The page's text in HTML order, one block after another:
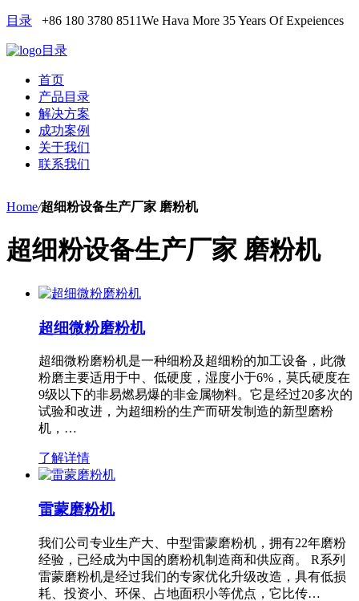
目录 +86 180 3780 8511We Hava More 35 Years Of Expeiences
目录
首页
产品目录
解决方案
成功案例
关于我们
联系我们
Home/超细粉设备生产厂家 磨粉机
超细粉设备生产厂家 磨粉机
超细微粉磨粉机
超细微粉磨粉机是一种细粉及超细粉的加工设备，此微
粉磨主要适用于中、低硬度，湿度小于6%，莫氏硬度在
9级以下的非易燃易爆的非金属物料。它是经过20多次的
试验和改进，为超细粉的生产而研发制造的新型磨粉
机，…
了解详情
雷蒙磨粉机
我们公司专业生产大、中型雷蒙磨粉机，拥有22年磨粉
经验，已经成为中国的磨粉机制造商和供应商。 R系列
雷蒙磨粉机是经过我们的专家优化升级改造，具有低损
耗、投资小、环保、占地面积小等优点，它比传…